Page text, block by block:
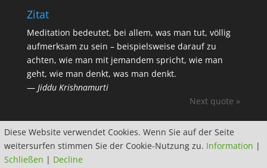
Zitat
Meditation bedeutet, bei allem, was man tut, völlig
aufmerksam zu sein – beispielsweise darauf zu
achten, wie man mit jemandem spricht, wie man
geht, wie man denkt, was man denkt.
— Jiddu Krishnamurti
Next quote »
Diese Website verwendet Cookies. Wenn Sie auf der Seite
weitersurfen stimmen Sie der Cookie-Nutzung zu. Information |
Schließen | Decline